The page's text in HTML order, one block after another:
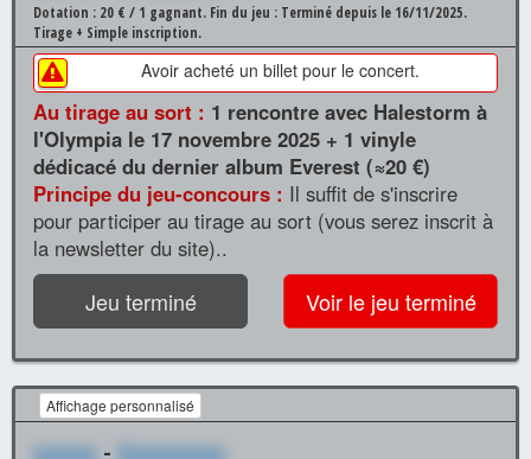
Dotation : 20 € / 1 gagnant. Fin du jeu : Terminé depuis le 16/11/2025.
Tirage + Simple inscription.
Avoir acheté un billet pour le concert.
Au tirage au sort : 1 rencontre avec Halestorm à
l'Olympia le 17 novembre 2025 + 1 vinyle
dédicacé du dernier album Everest (≈20 €)
Principe du jeu-concours : Il suffit de s'inscrire
pour participer au tirage au sort (vous serez inscrit à
la newsletter du site)..
Jeu terminé Voir le jeu terminé
Affichage personnalisé
xxxxxx - Xxxxxxxxxx